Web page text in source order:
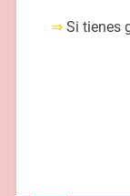
⇒ Si tienes